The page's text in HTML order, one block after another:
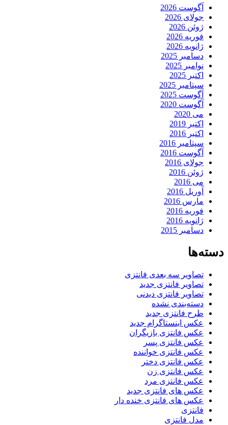
آگوست 2026
جولای 2026
ژوئن 2026
فوریه 2026
ژانویه 2026
دسامبر 2025
نوامبر 2025
اکتبر 2025
سپتامبر 2025
آگوست 2025
آگوست 2020
می 2020
اکتبر 2019
اکتبر 2016
سپتامبر 2016
آگوست 2016
جولای 2016
ژوئن 2016
می 2016
آوریل 2016
مارس 2016
فوریه 2016
ژانویه 2016
دسامبر 2015
دسته‌ها
تصاویر سه بعدی فانتزی
تصاویر فانتزی جدید
تصاویر فانتزی دیدنی
دسته‌بندی نشده
طرح فانتزی جدید
عکس اینستاگرام جدید
عکس فانتزی بازیگران
عکس فانتزی پسر
عکس فانتزی خواننده
عکس فانتزی دختر
عکس فانتزی زن
عکس فانتزی مرد
عکس های فانتزی جدید
عکس های فانتزی خنده دار
فانتزی
مدل فانتزی